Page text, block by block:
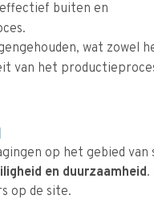
buiten en
wat zowel
van het
op het gebied
en duurzaamheid.
op de site.